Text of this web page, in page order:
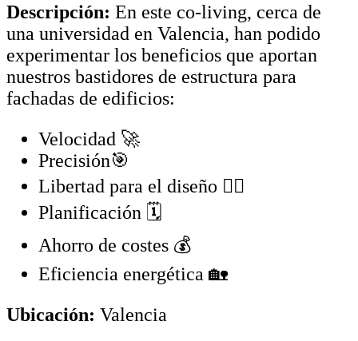
Descripción: En este co-living, cerca de
una universidad en Valencia, han podido
experimentar los beneficios que aportan
nuestros bastidores de estructura para
fachadas de edificios:
Velocidad 🚀
Precisión🎯
Libertad para el diseño ✍🏻
Planificación 🗓️
Ahorro de costes 💰
Eficiencia energética 🏡
Ubicación: Valencia